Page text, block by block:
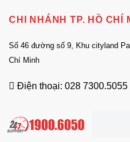
CHI NHÁNH TP. HỒ CHÍ
Số 46 đường số 9, Khu cityland
Chí Minh
Điện thoại: 028 7300.5055